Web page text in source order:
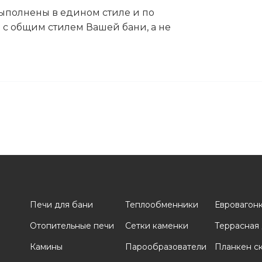
в едином стиле и по
общим стилем Вашей бани, а не
Печи для бани
Отопительные печи
Камины
Теплообменники
Сетки каменки
Парообразователи
Террасная
Планкен